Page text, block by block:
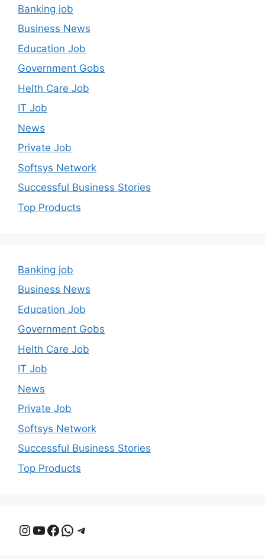
Banking job
Business News
Education Job
Government Gobs
Helth Care Job
IT Job
News
Private Job
Softsys Network
Successful Business Stories
Top Products
Banking job
Business News
Education Job
Government Gobs
Helth Care Job
IT Job
News
Private Job
Softsys Network
Successful Business Stories
Top Products
Instagram
YouTube
Facebook
WhatsApp
Telegram